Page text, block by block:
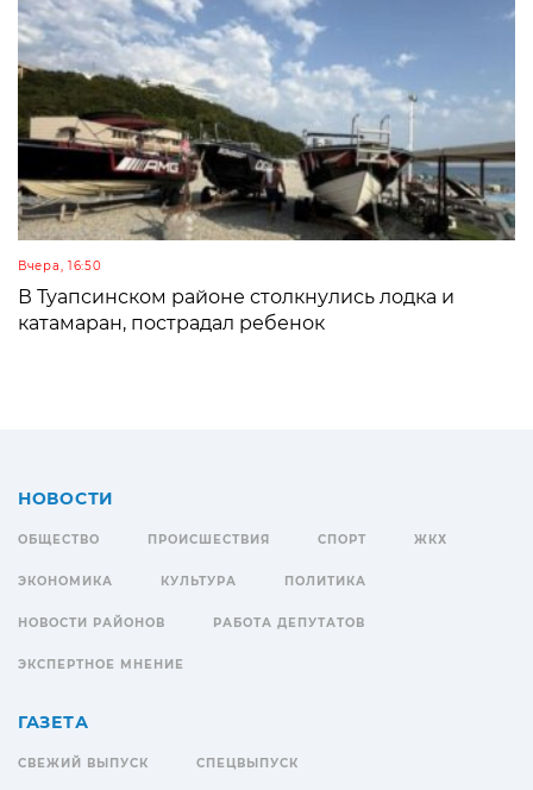
Вчера, 16:50
В Туапсинском районе столкнулись лодка и
катамаран, пострадал ребенок
НОВОСТИ
ОБЩЕСТВО ПРОИСШЕСТВИЯ СПОРТ ЖКХ
ЭКОНОМИКА КУЛЬТУРА ПОЛИТИКА
НОВОСТИ РАЙОНОВ РАБОТА ДЕПУТАТОВ
ЭКСПЕРТНОЕ МНЕНИЕ
ГАЗЕТА
СВЕЖИЙ ВЫПУСК СПЕЦВЫПУСК